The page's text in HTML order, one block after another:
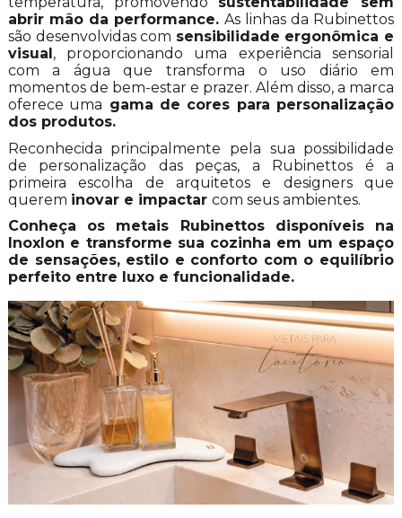
abrir mão da performance. As linhas da Rubinettos
são desenvolvidas com sensibilidade ergonômica e
visual, proporcionando uma experiência sensorial
com a água que transforma o uso diário em
momentos de bem-estar e prazer. Além disso, a marca
oferece uma gama de cores para personalização
dos produtos.
Reconhecida principalmente pela sua possibilidade
de personalização das peças, a Rubinettos é a
primeira escolha de arquitetos e designers que
querem inovar e impactar com seus ambientes.
Conheça os metais Rubinettos disponíveis na
Inoxlon e transforme sua cozinha em um espaço
de sensações, estilo e conforto com o equilíbrio
perfeito entre luxo e funcionalidade.